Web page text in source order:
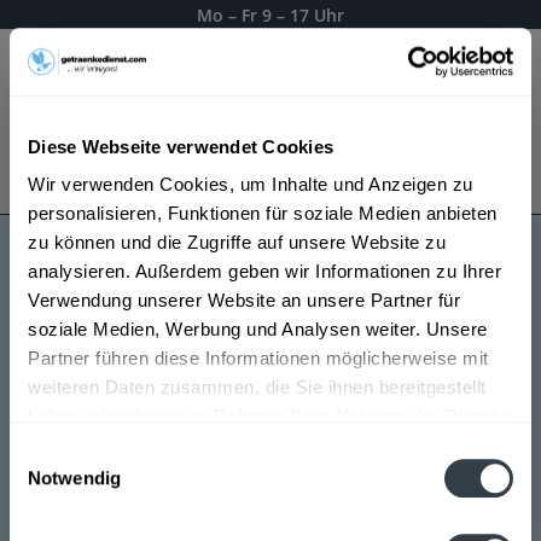
Diese Webseite verwendet Cookies
Wir verwenden Cookies, um Inhalte und Anzeigen zu
personalisieren, Funktionen für soziale Medien anbieten
zu können und die Zugriffe auf unsere Website zu
analysieren. Außerdem geben wir Informationen zu Ihrer
Verwendung unserer Website an unsere Partner für
soziale Medien, Werbung und Analysen weiter. Unsere
Partner führen diese Informationen möglicherweise mit
weiteren Daten zusammen, die Sie ihnen bereitgestellt
Notwendig
Mo – Fr 9 – 17 Uhr
Es gilt unsereDatenschutzerklärung
Innstadt